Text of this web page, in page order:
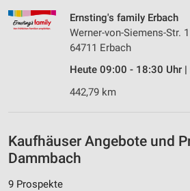
Ernsting's family Erbach
Werner-von-Siemens-Str.
64711 Erbach
Heute 09:00 - 18:30 Uhr |
442,79 km
Kaufhäuser Angebote und
Dammbach
9 Prospekte
Werbeanzeigen
Erstellung von Profilen für
personalisierter Werbung
Verwendung von Profilen zur Auswahl